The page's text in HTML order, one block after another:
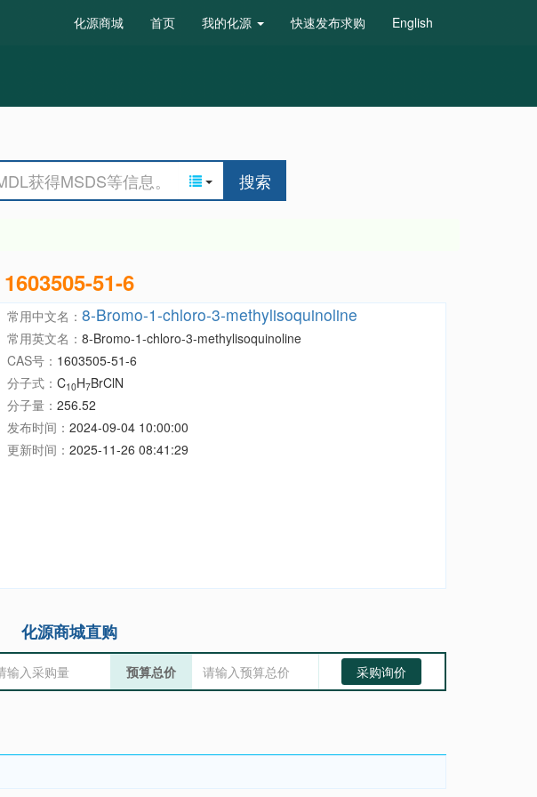
化源商城 首页 我的化源 快速发布求购 English
搜索
1603505-51-6
常用中文名： 8-Bromo-1-chloro-3-methylisoquinoline
常用英文名： 8-Bromo-1-chloro-3-methylisoquinoline
CAS号： 1603505-51-6
分子式： C10H7BrClN
分子量： 256.52
发布时间： 2024-09-04 10:00:00
更新时间： 2025-11-26 08:41:29
化源商城直购
预算总价 采购询价